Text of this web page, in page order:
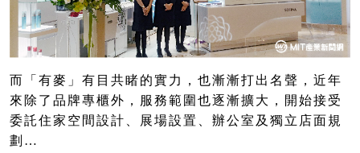
而「有麥」有目共睹的實力，也漸漸打出名聲，近年
來除了品牌專櫃外，服務範圍也逐漸擴大，開始接受
委託住家空間設計、展場設置、辦公室及獨立店面規
劃…